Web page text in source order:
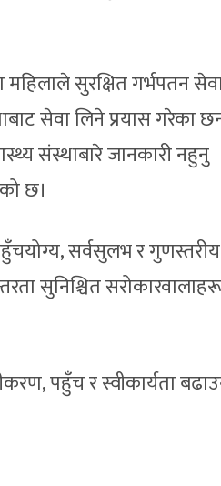
सुरक्षित गर्भपतन सेवा
सेवा लिने प्रयास गरेका
संस्थाबारे जानकारी नहुनु
छ।
सर्वसुलभ र गुणस्तरीय
सुनिश्चित
पहुँच र स्वीकार्यता